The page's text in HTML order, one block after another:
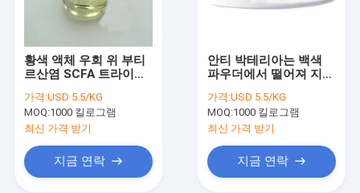
황색 액체 우회 위 부티
르산염 SCFA 트라이부
가격:USD 5.5/KG
MOQ:1000 킬로그램
최신 가격 받기
지금 연락
안티 박테리아는 백색
파우더에서 떨어져 지방
반대 스트레스를 단락시
킵니다
가격:USD 5.5/KG
MOQ:1000 킬로그램
최신 가격 받기
지금 연락